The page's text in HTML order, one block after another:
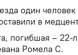
один
в
погибшая – 22-
Ромела С.